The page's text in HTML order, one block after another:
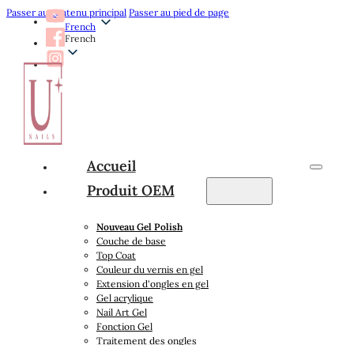
Passer au contenu principal Passer au pied de page
French
French
Accueil
Produit OEM
Nouveau Gel Polish
Couche de base
Top Coat
Couleur du vernis en gel
Extension d'ongles en gel
Gel acrylique
Nail Art Gel
Fonction Gel
Traitement des ongles